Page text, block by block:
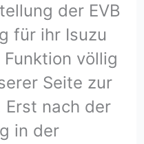
der EVB
für ihr Isuzu
völlig
Seite zur
nach der
in der